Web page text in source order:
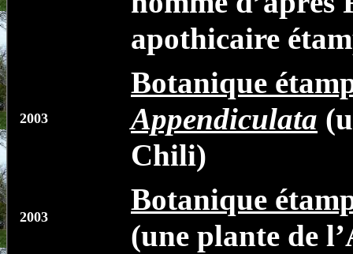
apothicaire
2003
Botanique
Appendiculata
Chili)
2003
Botanique
(une plante de